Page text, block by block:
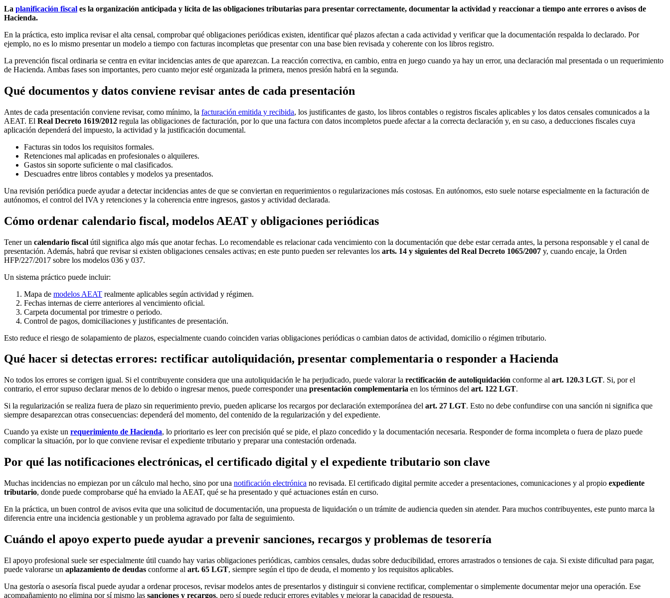
La planificación fiscal es la organización anticipada y lícita de las obligaciones tributarias para presentar correctamente, documentar la actividad y reaccionar a tiempo ante errores o avisos de
Hacienda.
En la práctica, esto implica revisar el alta censal, comprobar qué obligaciones periódicas existen, identificar qué plazos afectan a cada actividad y verificar que la documentación respalda lo declarado. Por
ejemplo, no es lo mismo presentar un modelo a tiempo con facturas incompletas que presentar con una base bien revisada y coherente con los libros registro.
La prevención fiscal ordinaria se centra en evitar incidencias antes de que aparezcan. La reacción correctiva, en cambio, entra en juego cuando ya hay un error, una declaración mal presentada o un requerimiento
de Hacienda. Ambas fases son importantes, pero cuanto mejor esté organizada la primera, menos presión habrá en la segunda.
Qué documentos y datos conviene revisar antes de cada presentación
Antes de cada presentación conviene revisar, como mínimo, la facturación emitida y recibida, los justificantes de gasto, los libros contables o registros fiscales aplicables y los datos censales comunicados a la
AEAT. El Real Decreto 1619/2012 regula las obligaciones de facturación, por lo que una factura con datos incompletos puede afectar a la correcta declaración y, en su caso, a deducciones fiscales cuya
aplicación dependerá del impuesto, la actividad y la justificación documental.
Facturas sin todos los requisitos formales.
Retenciones mal aplicadas en profesionales o alquileres.
Gastos sin soporte suficiente o mal clasificados.
Descuadres entre libros contables y modelos ya presentados.
Una revisión periódica puede ayudar a detectar incidencias antes de que se conviertan en requerimientos o regularizaciones más costosas. En autónomos, esto suele notarse especialmente en la facturación de
autónomos, el control del IVA y retenciones y la coherencia entre ingresos, gastos y actividad declarada.
Cómo ordenar calendario fiscal, modelos AEAT y obligaciones periódicas
Tener un calendario fiscal útil significa algo más que anotar fechas. Lo recomendable es relacionar cada vencimiento con la documentación que debe estar cerrada antes, la persona responsable y el canal de
presentación. Además, habrá que revisar si existen obligaciones censales activas; en este punto pueden ser relevantes los arts. 14 y siguientes del Real Decreto 1065/2007 y, cuando encaje, la Orden
HFP/227/2017 sobre los modelos 036 y 037.
Un sistema práctico puede incluir:
Mapa de modelos AEAT realmente aplicables según actividad y régimen.
Fechas internas de cierre anteriores al vencimiento oficial.
Carpeta documental por trimestre o periodo.
Control de pagos, domiciliaciones y justificantes de presentación.
Esto reduce el riesgo de solapamiento de plazos, especialmente cuando coinciden varias obligaciones periódicas o cambian datos de actividad, domicilio o régimen tributario.
Qué hacer si detectas errores: rectificar autoliquidación, presentar complementaria o responder a Hacienda
No todos los errores se corrigen igual. Si el contribuyente considera que una autoliquidación le ha perjudicado, puede valorar la rectificación de autoliquidación conforme al art. 120.3 LGT. Si, por el
contrario, el error supuso declarar menos de lo debido o ingresar menos, puede corresponder una presentación complementaria en los términos del art. 122 LGT.
Si la regularización se realiza fuera de plazo sin requerimiento previo, pueden aplicarse los recargos por declaración extemporánea del art. 27 LGT. Esto no debe confundirse con una sanción ni significa que
siempre desaparezcan otras consecuencias: dependerá del momento, del contenido de la regularización y del expediente.
Cuando ya existe un requerimiento de Hacienda, lo prioritario es leer con precisión qué se pide, el plazo concedido y la documentación necesaria. Responder de forma incompleta o fuera de plazo puede
complicar la situación, por lo que conviene revisar el expediente tributario y preparar una contestación ordenada.
Por qué las notificaciones electrónicas, el certificado digital y el expediente tributario son clave
Muchas incidencias no empiezan por un cálculo mal hecho, sino por una notificación electrónica no revisada. El certificado digital permite acceder a presentaciones, comunicaciones y al propio expediente
tributario, donde puede comprobarse qué ha enviado la AEAT, qué se ha presentado y qué actuaciones están en curso.
En la práctica, un buen control de avisos evita que una solicitud de documentación, una propuesta de liquidación o un trámite de audiencia queden sin atender. Para muchos contribuyentes, este punto marca la
diferencia entre una incidencia gestionable y un problema agravado por falta de seguimiento.
Cuándo el apoyo experto puede ayudar a prevenir sanciones, recargos y problemas de tesorería
El apoyo profesional suele ser especialmente útil cuando hay varias obligaciones periódicas, cambios censales, dudas sobre deducibilidad, errores arrastrados o tensiones de caja. Si existe dificultad para pagar,
puede valorarse un aplazamiento de deudas conforme al art. 65 LGT, siempre según el tipo de deuda, el momento y los requisitos aplicables.
Una gestoría o asesoría fiscal puede ayudar a ordenar procesos, revisar modelos antes de presentarlos y distinguir si conviene rectificar, complementar o simplemente documentar mejor una operación. Ese
acompañamiento no elimina por sí mismo las sanciones y recargos, pero sí puede reducir errores evitables y mejorar la capacidad de respuesta.